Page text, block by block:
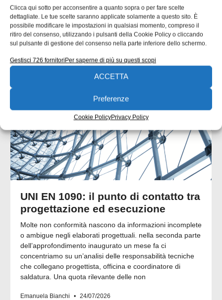
Clicca qui sotto per acconsentire a quanto sopra o per fare scelte
dettagliate. Le tue scelte saranno applicate solamente a questo sito. È
possibile modificare le impostazioni in qualsiasi momento, compreso il
ritiro del consenso, utilizzando i pulsanti della Cookie Policy o cliccando
sul pulsante di gestione del consenso nella parte inferiore dello schermo.
Gestisci 726 fornitoriPer saperne di più su questi scopi
ACCETTA
Preferenze
Cookie PolicyPrivacy Policy
UNI EN 1090: il punto di contatto tra
progettazione ed esecuzione
Molte non conformità nascono da informazioni incomplete
o ambigue negli elaborati progettuali. nella seconda parte
dell’approfondimento inaugurato un mese fa ci
concentriamo su un’analisi delle responsabilità tecniche
che collegano progettista, officina e coordinatore di
saldatura. Una quota rilevante delle non
Emanuela Bianchi 24/07/2026